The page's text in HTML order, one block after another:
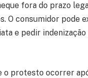
fora do prazo
O consumidor pode
e pedir indenização
o protesto ocorrer